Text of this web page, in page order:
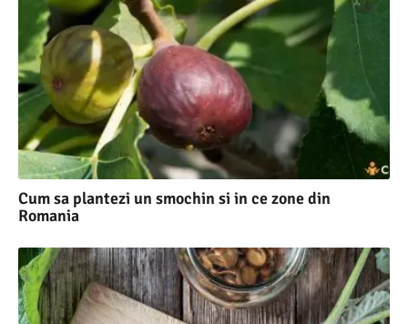
Cum sa plantezi un smochin si in ce zone din
Romania